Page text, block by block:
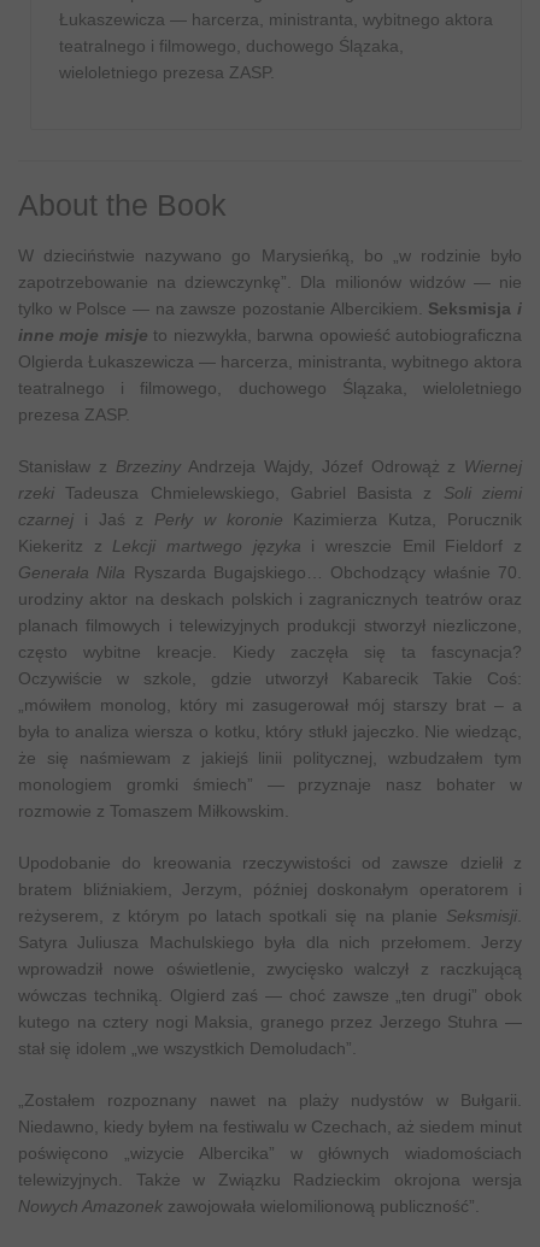
Łukaszewicza — harcerza, ministranta, wybitnego aktora
teatralnego i filmowego, duchowego Ślązaka,
wieloletniego prezesa ZASP.
About the Book
W dzieciństwie nazywano go Marysieńką, bo „w rodzinie było
zapotrzebowanie na dziewczynkę”. Dla milionów widzów — nie
tylko w Polsce — na zawsze pozostanie Albercikiem. Seksmisja i
inne moje misje to niezwykła, barwna opowieść autobiograficzna
Olgierda Łukaszewicza — harcerza, ministranta, wybitnego aktora
teatralnego i filmowego, duchowego Ślązaka, wieloletniego
prezesa ZASP.
Stanisław z Brzeziny Andrzeja Wajdy, Józef Odrowąż z Wiernej
rzeki Tadeusza Chmielewskiego, Gabriel Basista z Soli ziemi
czarnej i Jaś z Perły w koronie Kazimierza Kutza, Porucznik
Kiekeritz z Lekcji martwego języka i wreszcie Emil Fieldorf z
Generała Nila Ryszarda Bugajskiego… Obchodzący właśnie 70.
urodziny aktor na deskach polskich i zagranicznych teatrów oraz
planach filmowych i telewizyjnych produkcji stworzył niezliczone,
często wybitne kreacje. Kiedy zaczęła się ta fascynacja?
Oczywiście w szkole, gdzie utworzył Kabarecik Takie Coś:
„mówiłem monolog, który mi zasugerował mój starszy brat – a
była to analiza wiersza o kotku, który stłukł jajeczko. Nie wiedząc,
że się naśmiewam z jakiejś linii politycznej, wzbudzałem tym
monologiem gromki śmiech” — przyznaje nasz bohater w
rozmowie z Tomaszem Miłkowskim.
Upodobanie do kreowania rzeczywistości od zawsze dzielił z
bratem bliźniakiem, Jerzym, później doskonałym operatorem i
reżyserem, z którym po latach spotkali się na planie Seksmisji
Satyra Juliusza Machulskiego była dla nich przełomem. Jerzy
wprowadził nowe oświetlenie, zwycięsko walczył z raczkującą
wówczas techniką. Olgierd zaś — choć zawsze „ten drugi” obok
kutego na cztery nogi Maksia, granego przez Jerzego Stuhra —
stał się idolem „we wszystkich Demoludach”.
„Zostałem rozpoznany nawet na plaży nudystów w Bułgarii.
Niedawno, kiedy byłem na festiwalu w Czechach, aż siedem minut
poświęcono „wizycie Albercika” w głównych wiadomościach
telewizyjnych. Także w Związku Radzieckim okrojona wersja
Nowych Amazonek zawojowała wielomilionową publiczność”.